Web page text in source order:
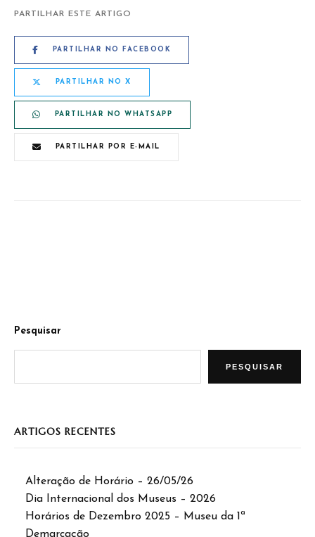
PARTILHAR ESTE ARTIGO
PARTILHAR NO FACEBOOK
PARTILHAR NO X
PARTILHAR NO WHATSAPP
PARTILHAR POR E-MAIL
Pesquisar
PESQUISAR
ARTIGOS RECENTES
Alteração de Horário – 26/05/26
Dia Internacional dos Museus – 2026
Horários de Dezembro 2025 – Museu da 1ª
Demarcação